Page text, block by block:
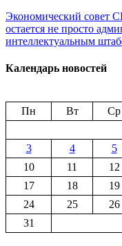
Экономический совет
остается не просто
интеллектуальным
Календарь новостей
Пн
Вт Ср
3
4 5
10
11 12
17
18 19
24
25 26
31